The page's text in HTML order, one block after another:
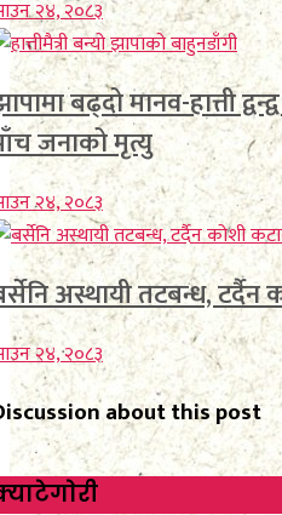
२४, २०८३
बढ्दो मानव-हात्ती
जनाको मृत्यु
२४, २०८३
अस्थायी तटबन्ध,
२४, २०८३
about this post